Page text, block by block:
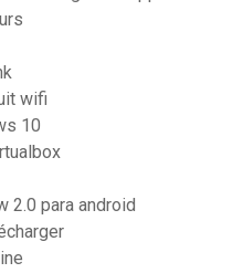
wifi
10
2.0 para android